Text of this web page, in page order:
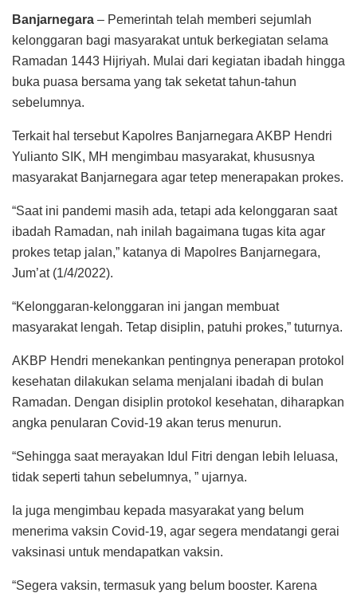
Banjarnegara – Pemerintah telah memberi sejumlah
kelonggaran bagi masyarakat untuk berkegiatan selama
Ramadan 1443 Hijriyah. Mulai dari kegiatan ibadah hingga
buka puasa bersama yang tak seketat tahun-tahun
sebelumnya.
Terkait hal tersebut Kapolres Banjarnegara AKBP Hendri
Yulianto SIK, MH mengimbau masyarakat, khususnya
masyarakat Banjarnegara agar tetep menerapakan prokes.
“Saat ini pandemi masih ada, tetapi ada kelonggaran saat
ibadah Ramadan, nah inilah bagaimana tugas kita agar
prokes tetap jalan,” katanya di Mapolres Banjarnegara,
Jum’at (1/4/2022).
“Kelonggaran-kelonggaran ini jangan membuat
masyarakat lengah. Tetap disiplin, patuhi prokes,” tuturnya.
AKBP Hendri menekankan pentingnya penerapan protokol
kesehatan dilakukan selama menjalani ibadah di bulan
Ramadan. Dengan disiplin protokol kesehatan, diharapkan
angka penularan Covid-19 akan terus menurun.
“Sehingga saat merayakan Idul Fitri dengan lebih leluasa,
tidak seperti tahun sebelumnya, ” ujarnya.
Ia juga mengimbau kepada masyarakat yang belum
menerima vaksin Covid-19, agar segera mendatangi gerai
vaksinasi untuk mendapatkan vaksin.
“Segera vaksin, termasuk yang belum booster. Karena